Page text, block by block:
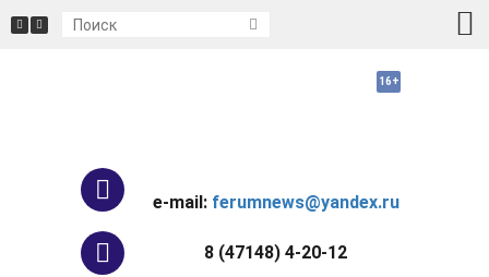
e-mail: ferumnews@yandex.ru
8 (47148) 4-20-12